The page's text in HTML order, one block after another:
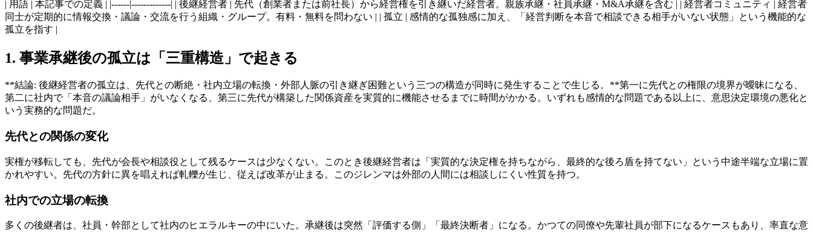
| 用語 | 本記事での定義 | |------|-------------| | 後継経営者 | 先代（創業者または前社長）から経営権を引き継いだ経営者。親族承継・社員承継・M&A承継を含む | | 経営者コミュニティ | 経営者
同士が定期的に情報交換・議論・交流を行う組織・グループ。有料・無料を問わない | | 孤立 | 感情的な孤独感に加え、「経営判断を本音で相談できる相手がいない状態」という機能的な
孤立を指す |
1. 事業承継後の孤立は「三重構造」で起きる
**結論: 後継経営者の孤立は、先代との断絶・社内立場の転換・外部人脈の引き継ぎ困難という三つの構造が同時に発生することで生じる。**第一に先代との権限の境界が曖昧になる、
第二に社内で「本音の議論相手」がいなくなる、第三に先代が構築した関係資産を実質的に機能させるまでに時間がかかる。いずれも感情的な問題である以上に、意思決定環境の悪化と
いう実務的な問題だ。
先代との関係の変化
実権が移転しても、先代が会長や相談役として残るケースは少なくない。このとき後継経営者は「実質的な決定権を持ちながら、最終的な後ろ盾を持てない」という中途半端な立場に置
かれやすい。先代の方針に異を唱えれば軋轢が生じ、従えば改革が止まる。このジレンマは外部の人間には相談しにくい性質を持つ。
社内での立場の転換
多くの後継者は、社員・幹部として社内のヒエラルキーの中にいた。承継後は突然「評価する側」「最終決断者」になる。かつての同僚や先輩社員が部下になるケースもあり、率直な意